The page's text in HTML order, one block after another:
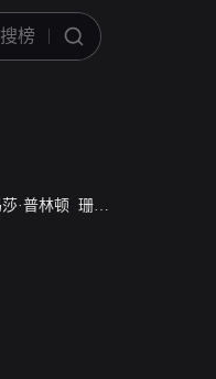
·普林顿 珊农·沃德华德